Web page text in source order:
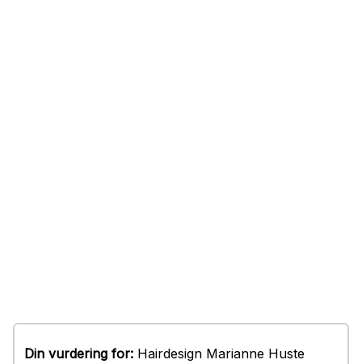
Din vurdering for: Hairdesign Marianne Huste